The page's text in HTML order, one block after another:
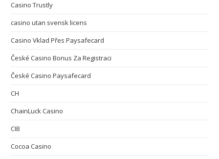
Casino Trustly
casino utan svensk licens
Casino Vklad Přes Paysafecard
České Casino Bonus Za Registraci
České Casino Paysafecard
CH
ChainLuck Casino
CIB
Cocoa Casino